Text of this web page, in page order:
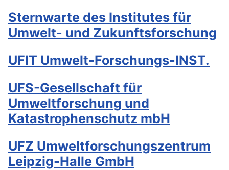
Sternwarte des Institutes für
Umwelt- und Zukunftsforschung
UFIT Umwelt-Forschungs-INST.
UFS-Gesellschaft für
Umweltforschung und
Katastrophenschutz mbH
UFZ Umweltforschungszentrum
Leipzig-Halle GmbH